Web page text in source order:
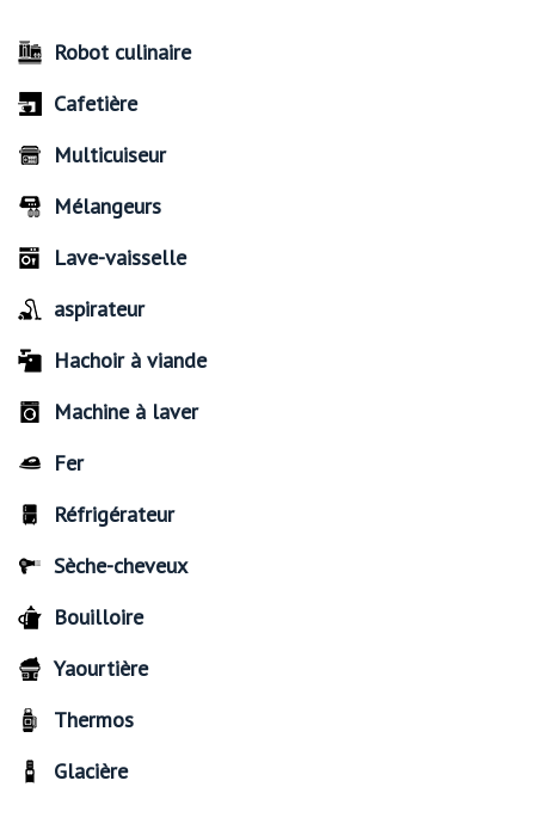
Robot culinaire
Cafetière
Multicuiseur
Mélangeurs
Lave-vaisselle
aspirateur
Hachoir à viande
Machine à laver
Fer
Réfrigérateur
Sèche-cheveux
Bouilloire
Yaourtière
Thermos
Glacière